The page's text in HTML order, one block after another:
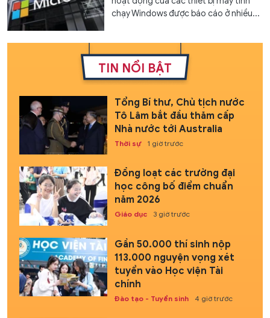
chạy Windows được báo cáo ở nhiều...
TIN NỔI BẬT
Tổng Bí thư, Chủ tịch nước
Tô Lâm bắt đầu thăm cấp
Nhà nước tới Australia
Thời sự 1 giờ trước
Đồng loạt các trường đại
học công bố điểm chuẩn
năm 2026
Giáo dục 3 giờ trước
Gần 50.000 thí sinh nộp
113.000 nguyện vọng xét
tuyển vào Học viện Tài
chính
Đào tạo - Tuyển sinh 4 giờ trước